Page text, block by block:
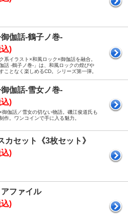
伽話-鶴子ノ巻-
)
系イラスト×和風ロック×御伽話を融合。
話 -鶴子ノ巻-」は、和風ロックの煌びや
ことなく楽しめるCD。シリーズ第一弾。
伽話-雪女ノ巻-
)
御伽話／雪女の切ない物語。磯江俊道氏も
作。ワンコインで手に入る魅力。
カセット《3枚セット》
)
ファイル
)